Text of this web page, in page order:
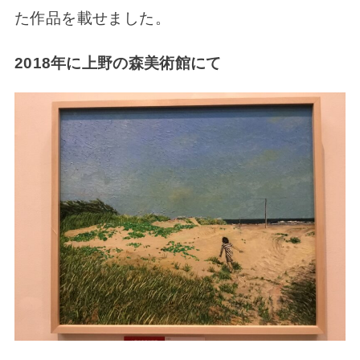
た作品を載せました。
2018年に上野の森美術館にて